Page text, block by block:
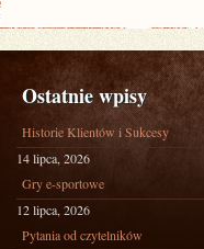
Ostatnie wpisy
Historie Klientów i Sukcesy
14 lipca, 2026
Gry e-sportowe
12 lipca, 2026
Pytania od czytelników